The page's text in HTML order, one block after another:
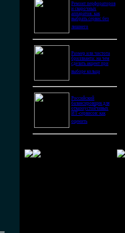
Ремонт перфораторов
и сварочных
аппаратов: как
выбрать сервис без
лишнего
Размер или чистота
бриллианта: на чем
сделать акцент при
выборе кольца
Российский
балансировщик для
отказоустойчивых
ИТ-сервисов: как
оценить